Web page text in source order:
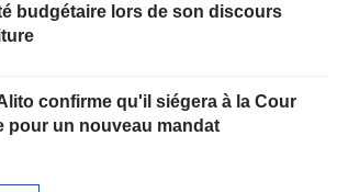
budgétaire lors de son discours
confirme qu'il siégera à la Cour
pour un nouveau mandat